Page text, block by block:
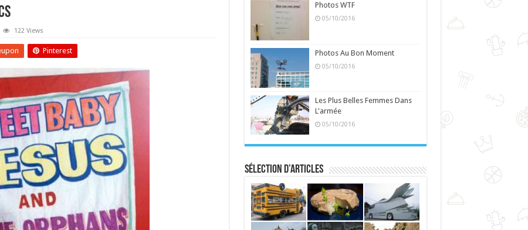
122 Views
Pinterest
Photos WTF
05/10/2016
Photos Au Bon Moment
05/10/2016
Les Plus Belles Femmes Dans
L'armée
05/10/2016
Sélection d’articles